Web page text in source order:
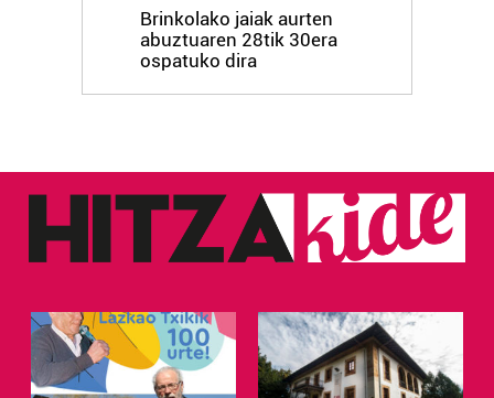
Brinkolako jaiak aurten
abuztuaren 28tik 30era
ospatuko dira